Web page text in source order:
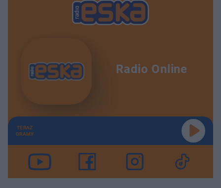
Radio Online
TERAZ
GRAMY